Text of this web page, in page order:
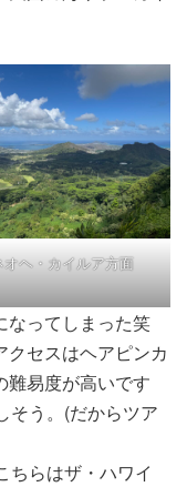
オヘ・カイルア方面
なってしまった笑
クセスはヘアピンカ
難易度が高いです
そう。(だからツア
ちらはザ・ハワイ